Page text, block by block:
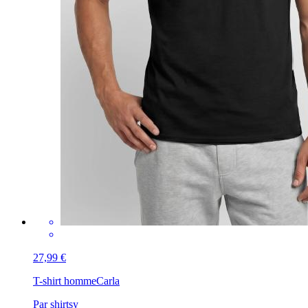
27,99 €
T-shirt hommeCarla
Par shirtsy